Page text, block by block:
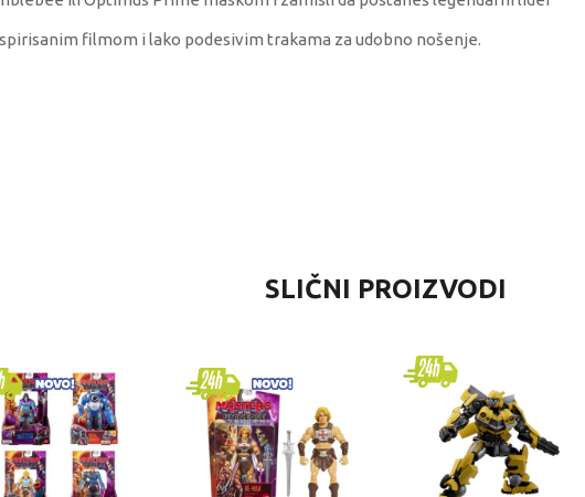
filmom i lako podesivim trakama za udobno nošenje.
Akcione figure i setovi
dečaci
4-6 godina
SLIČNI PROIZVODI